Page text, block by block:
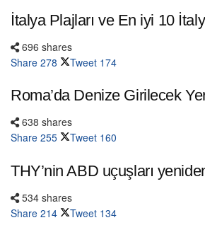
İtalya Plajları ve En iyi 10
696 shares
Share 278 Tweet 174
Roma’da Denize Girilecek
638 shares
Share 255 Tweet 160
THY’nin ABD uçuşları
534 shares
Share 214 Tweet 134